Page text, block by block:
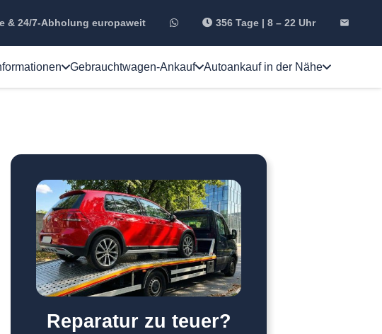
& 24/7-Abholung europaweit 356 Tage | 8 – 22 Uhr email
Gebrauchtwagen-Ankauf Autoankauf in der Nähe
Reparatur zu teuer?